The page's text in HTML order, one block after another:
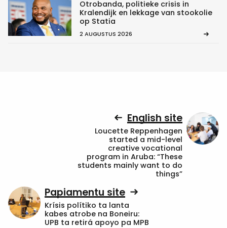
Otrobanda, politieke crisis in
Kralendijk en lekkage van stookolie
op Statia
2 AUGUSTUS 2026
English site
Loucette Reppenhagen
started a mid-level
creative vocational
program in Aruba: “These
students mainly want to do
things”
Papiamentu site
Krísis polítiko ta lanta
kabes atrobe na Boneiru:
UPB ta retirá apoyo pa MPB